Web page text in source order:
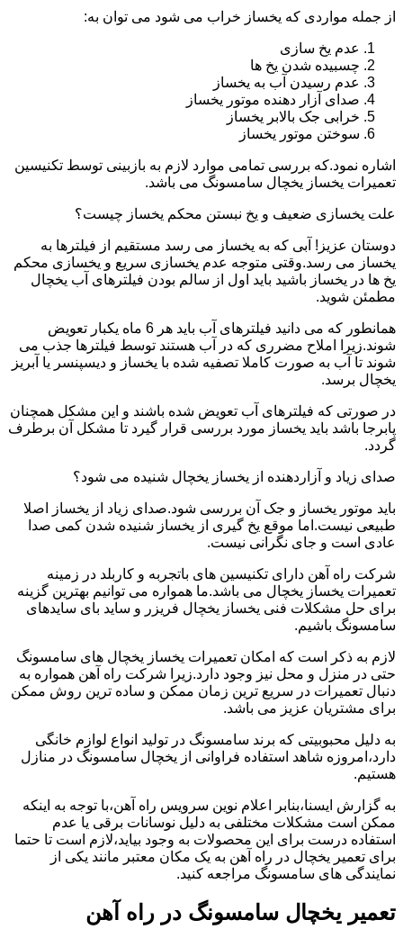
از جمله مواردی که یخساز خراب می شود می توان به:
عدم یخ سازی
چسبیده شدن یخ ها
عدم رسیدن آب به یخساز
صدای آزار دهنده موتور یخساز
خرابی جک بالابر یخساز
سوختن موتور یخساز
اشاره نمود.که بررسی تمامی موارد لازم به بازبینی توسط تکنیسین
تعمیرات یخساز یخچال سامسونگ می باشد.
علت یخسازی ضعیف و یخ نبستن محکم یخساز چیست؟
دوستان عزیز! آبی که به یخساز می رسد مستقیم از فیلترها به
یخساز می رسد.وقتی متوجه عدم یخسازی سریع و یخسازی محکم
یخ ها در یخساز باشید باید اول از سالم بودن فیلترهای آب یخچال
مطمئن شوید.
همانطور که می دانید فیلترهای آب باید هر 6 ماه یکبار تعویض
شوند.زیرا املاح مضرری که در آب هستند توسط فیلترها جذب می
شوند تا آب به صورت کاملا تصفیه شده با یخساز و دیسپنسر یا آبریز
یخچال برسد.
در صورتی که فیلترهای آب تعویض شده باشند و این مشکل همچنان
پابرجا باشد باید یخساز مورد بررسی قرار گیرد تا مشکل آن برطرف
گردد.
صدای زیاد و آزاردهنده از یخساز یخچال شنیده می شود؟
باید موتور یخساز و جک آن بررسی شود.صدای زیاد از یخساز اصلا
طبیعی نیست.اما موقع یخ گیری از یخساز شنیده شدن کمی صدا
عادی است و جای نگرانی نیست.
شرکت راه آهن دارای تکنیسین های باتجربه و کاربلد در زمینه
تعمیرات یخساز یخچال می باشد.ما همواره می توانیم بهترین گزینه
برای حل مشکلات فنی یخساز یخچال فریزر و ساید بای سایدهای
سامسونگ باشیم.
لازم به ذکر است که امکان تعمیرات یخساز یخچال های سامسونگ
حتی در منزل و محل نیز وجود دارد.زیرا شرکت راه آهن همواره به
دنبال تعمیرات در سریع ترین زمان ممکن و ساده ترین روش ممکن
برای مشتریان عزیز می باشد.
به دلیل محبوبیتی که برند سامسونگ در تولید انواع لوازم خانگی
دارد،امروزه شاهد استفاده فراوانی از یخچال سامسونگ در منازل
هستیم.
به گزارش ایسنا،بنابر اعلام نوین سرویس راه آهن،با توجه به اینکه
ممکن است مشکلات مختلفی به دلیل نوسانات برقی یا عدم
استفاده درست برای این محصولات به وجود بیاید،لازم است تا حتما
برای تعمیر یخچال در راه آهن به یک مکان معتبر مانند یکی از
نمایندگی های سامسونگ مراجعه کنید.
تعمیر یخچال سامسونگ در راه آهن